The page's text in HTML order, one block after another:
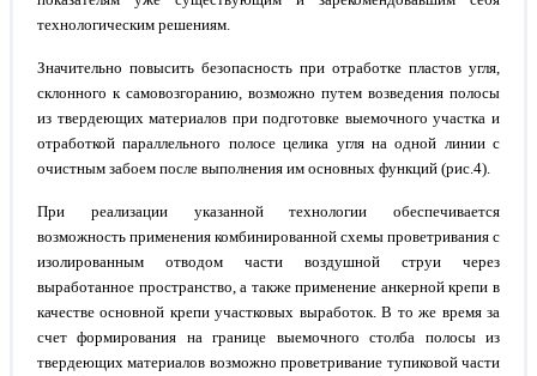
технологическим решениям.
Значительно повысить безопасность при отработке пластов угля,
склонного к самовозгоранию, возможно путем возведения полосы
из твердеющих материалов при подготовке выемочного участка и
отработкой параллельного полосе целика угля на одной линии с
очистным забоем после выполнения им основных функций (рис.4).
При реализации указанной технологии обеспечивается
возможность применения комбинированной схемы проветривания с
изолированным отводом части воздушной струи через
выработанное пространство, а также применение анкерной крепи в
качестве основной крепи участковых выработок. В то же время за
счет формирования на границе выемочного столба полосы из
твердеющих материалов возможно проветривание тупиковой части